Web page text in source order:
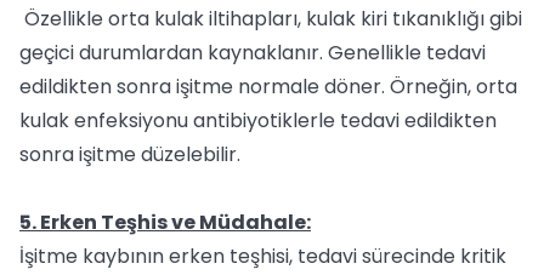
Özellikle orta kulak iltihapları, kulak kiri tıkanıklığı gibi
geçici durumlardan kaynaklanır. Genellikle tedavi
edildikten sonra işitme normale döner. Örneğin, orta
kulak enfeksiyonu antibiyotiklerle tedavi edildikten
sonra işitme düzelebilir.
5. Erken Teşhis ve Müdahale:
İşitme kaybının erken teşhisi, tedavi sürecinde kritik